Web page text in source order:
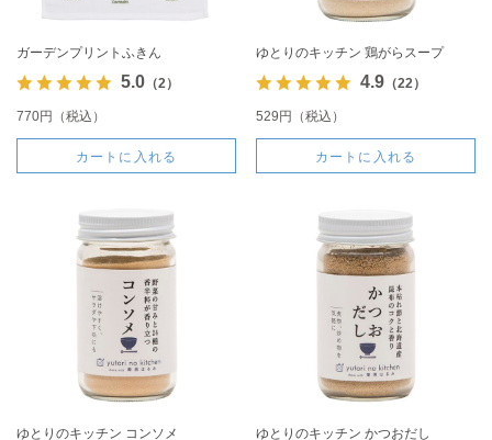
ガーデンプリントふきん
5.0（2）
770円（税込）
カートに入れる
ゆとりのキッチン 鶏がらスープ
4.9（22）
529円（税込）
カートに入れる
ゆとりのキッチン コンソメ ゆとりのキッチン かつおだし